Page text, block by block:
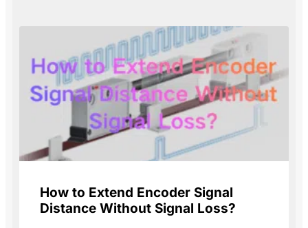
How to Extend Encoder Signal
Distance Without Signal Loss?